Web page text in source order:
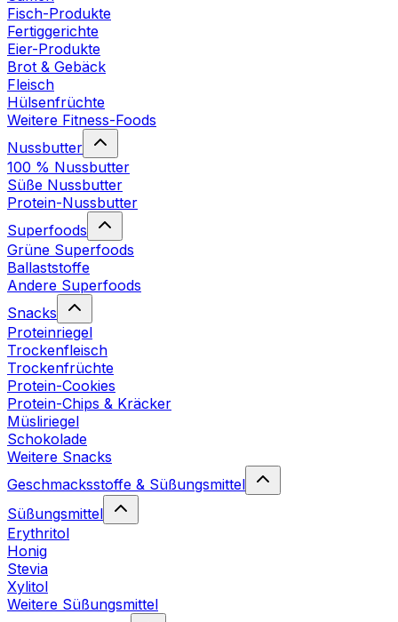
Fisch-Produkte
Fertiggerichte
Eier-Produkte
Brot & Gebäck
Fleisch
Hülsenfrüchte
Weitere Fitness-Foods
Nussbutter
100 % Nussbutter
Süße Nussbutter
Protein-Nussbutter
Superfoods
Grüne Superfoods
Ballaststoffe
Andere Superfoods
Snacks
Proteinriegel
Trockenfleisch
Trockenfrüchte
Protein-Cookies
Protein-Chips & Kräcker
Müsliriegel
Schokolade
Weitere Snacks
Geschmacksstoffe & Süßungsmittel
Süßungsmittel
Erythritol
Honig
Stevia
Xylitol
Weitere Süßungsmittel